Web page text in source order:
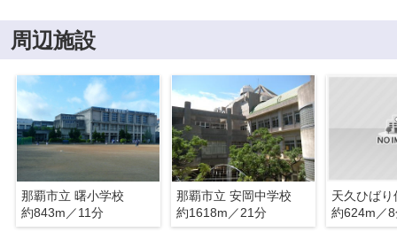
周辺施設
那覇市立 曙小学校
約843m／11分
那覇市立 安岡中学校
約1618m／21分
天久ひばり
約624m／